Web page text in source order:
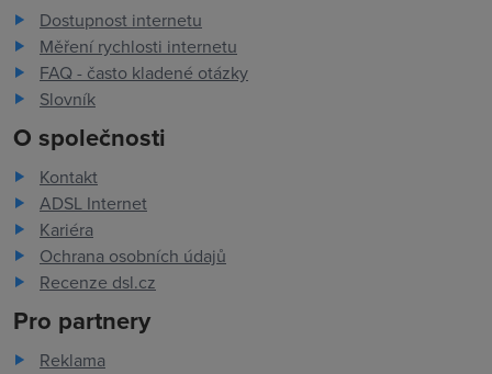
Dostupnost internetu
Měření rychlosti internetu
FAQ - často kladené otázky
Slovník
O společnosti
Kontakt
ADSL Internet
Kariéra
Ochrana osobních údajů
Recenze dsl.cz
Pro partnery
Reklama